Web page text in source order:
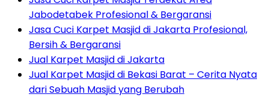
Jabodetabek Profesional & Bergaransi
Jasa Cuci Karpet Masjid di Jakarta Profesional,
Bersih & Bergaransi
Jual Karpet Masjid di Jakarta
Jual Karpet Masjid di Bekasi Barat – Cerita Nyata
dari Sebuah Masjid yang Berubah